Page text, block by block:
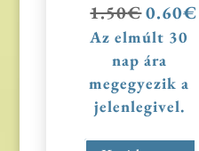
1.50€Original
price
was:
1.50€.
0.60€
Az elmúlt 30
nap ára
megegyezik a
jelenlegivel.